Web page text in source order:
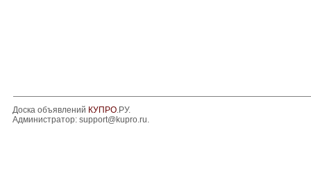
Доска объявлений КУПРО.РУ.
Администратор: support@kupro.ru.